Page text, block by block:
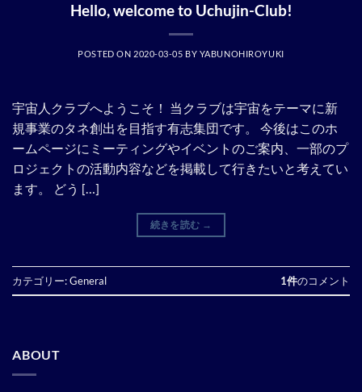
Hello, welcome to Uchujin-Club!
POSTED ON 2020-03-05 BY YABUNOHIROYUKI
宇宙人クラブへようこそ！ 当クラブは宇宙をテーマに新
規事業のタネ創出を目指す有志集団です。 今後はこのホ
ームページにミーティングやイベントのご案内、一部のプ
ロジェクトの活動内容などを掲載して行きたいと考えてい
ます。 どう […]
続きを読む →
カテゴリー:General 1件のコメント
ABOUT